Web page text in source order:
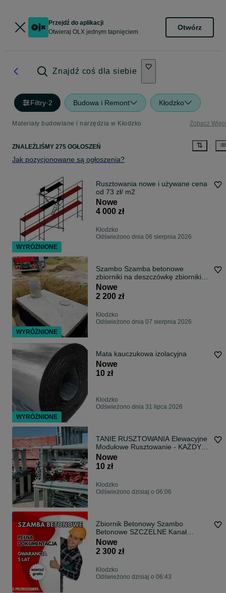
Przejdź do aplikacji
Otwieraj OLX jednym tapnięciem
Otwórz
Znajdź coś dla siebie
Filtry·2 Budowa i Remont Kłodzko
Materiały budowlane i narzędzia w Kłodzko Zobacz
ZNALEŹLIŚMY 275 OGŁOSZEŃ
Jak pozycjonowane są ogłoszenia?
Rusztowania nowe i używane cena
od 73 zł/ m2
Nowe
4 000 zł
Kłodzko
Odświeżono dnia 06 sierpnia 2026
Szambo Szamba betonowe
zbiorniki na deszczówkę zbiorniki
betonowe
Nowe
2 200 zł
Kłodzko
Odświeżono dnia 07 sierpnia 2026
Mata kauczukowa izolacyjna
Nowe
10 zł
Kłodzko
Odświeżono dnia 31 lipca 2026
TANIE RUSZTOWANIA Elewacyjne
Modułowe Rusztowanie - KAŻDY
TYP - Plettac Baumann Rux Bosta -
PRODUCENT
Nowe
10 zł
Kłodzko
Odświeżono dzisiaj o 06:06
Zbiornik Betonowy Szambo
Betonowe SZCZELNE Kanał
Piwniczka PRODUCENT
Nowe
2 300 zł
Kłodzko
Odświeżono dzisiaj o 06:43
WYRÓŻNIONE
WYRÓŻNIONE
WYRÓŻNIONE